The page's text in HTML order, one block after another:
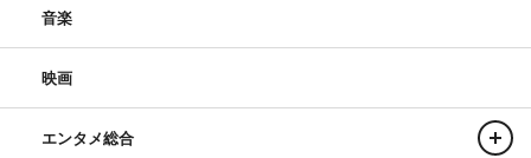
音楽
映画
エンタメ総合